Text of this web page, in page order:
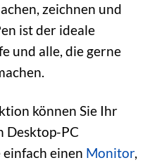
zeichnen und
ist der ideale
und alle, die gerne
können Sie Ihr
Desktop-PC
einen Monitor,